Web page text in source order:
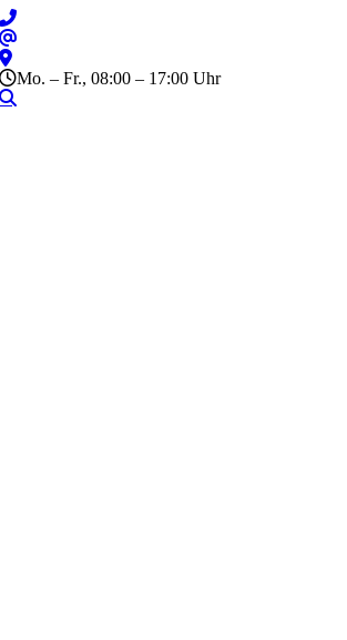
Zum
Inhalt
springen
Mo. – Fr., 08:00 – 17:00 Uhr